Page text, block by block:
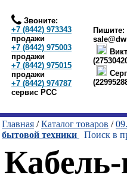
Звоните:
+7 (8442) 973343
продажи
+7 (8442) 975003
продажи
+7 (8442) 975015
продажи
+7 (8442) 974787
сервис РСС
Пишите:
Главная /Каталог товаров /
бытовой техники
Поиск в